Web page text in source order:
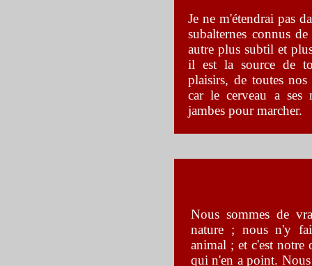
Je ne m'étendrai pas
subalternes connus
autre plus subtil et
il est la source de
plaisirs, de toutes nos
car le cerveau a ses
jambes pour marcher.
Nous sommes de
nature ; nous n'y
animal ; et c'est notre
qui n'en a point. Nous